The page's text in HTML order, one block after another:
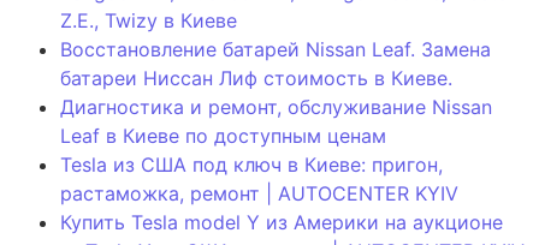
Z.E., Twizy в Киеве
Восстановление батарей Nissan Leaf. Замена
батареи Ниссан Лиф стоимость в Киеве.
Диагностика и ремонт, обслуживание Nissan
Leaf в Киеве по доступным ценам
Tesla из США под ключ в Киеве: пригон,
растаможка, ремонт | AUTOCENTER KYIV
Купить Tesla model Y из Америки на аукционе